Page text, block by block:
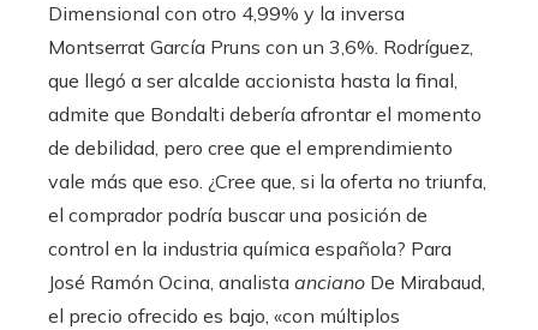
Dimensional con otro 4,99% y la inversa
Montserrat García Pruns con un 3,6%. Rodríguez,
que llegó a ser alcalde accionista hasta la final,
admite que Bondalti debería afrontar el momento
de debilidad, pero cree que el emprendimiento
vale más que eso. ¿Cree que, si la oferta no triunfa,
el comprador podría buscar una posición de
control en la industria química española? Para
José Ramón Ocina, analista anciano De Mirabaud,
el precio ofrecido es bajo, «con múltiplos